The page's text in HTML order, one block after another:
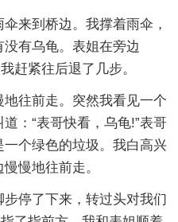
来到桥边。我撑着雨伞，
有乌龟。表姐在旁边
赶紧往后退了几步。
往前走。突然我看见一个
：“表哥快看，乌龟!”表哥
个绿色的垃圾。我白高兴
慢地往前走。
停了下来，转过头对我们